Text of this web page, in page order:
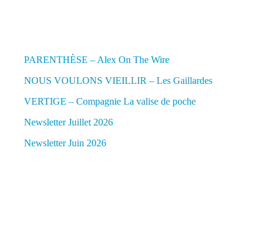
PARENTHÈSE – Alex On The Wire
NOUS VOULONS VIEILLIR – Les Gaillardes
VERTIGE – Compagnie La valise de poche
Newsletter Juillet 2026
Newsletter Juin 2026